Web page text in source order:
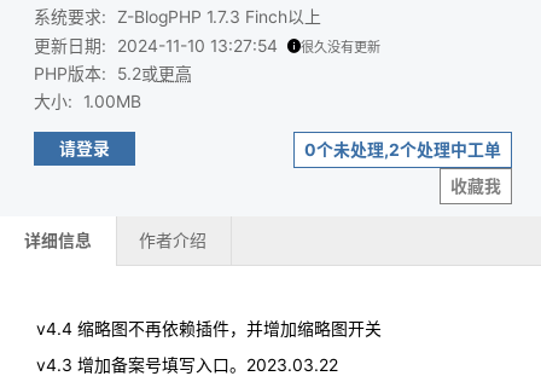
系统要求:
Z-BlogPHP 1.7.3 Finch以上
更新日期: 2024-11-10 13:27:54 很久没有更新
PHP版本: 5.2或更高
大小: 1.00MB
0个未处理,2个处理中工单
收藏我
请登录
详细信息 作者介绍
v4.4 缩略图不再依赖插件，并增加缩略图开关
v4.3 增加备案号填写入口。2023.03.22